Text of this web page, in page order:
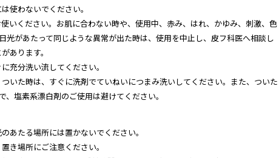
使わないでください。
いください。お肌に合わない時や、使用中、赤み、はれ、かゆみ、刺激、色
光があたって同じような異常が出た時は、使用を中止し、皮フ科医へ相談し
あります。
充分洗い流してください。
いた時は、すぐに洗剤でていねいにつまみ洗いしてください。また、ついた
塩素系漂白剤のご使用は避けてください。
あたる場所には置かないでください。
き場所にご注意ください。